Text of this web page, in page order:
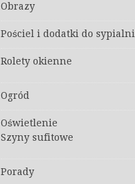
Obrazy
Pościel i dodatki do sypialni
Rolety okienne
Ogród
Oświetlenie
Szyny sufitowe
Porady